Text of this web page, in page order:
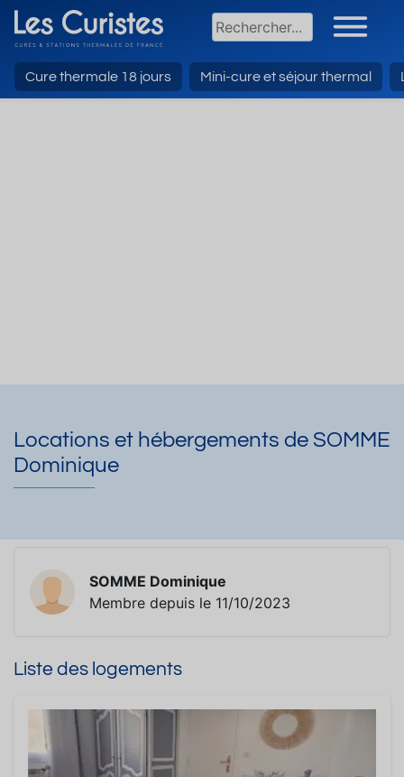
Cure thermale 18 jours Mini-cure et séjour thermal
Locations et hébergements de SOMME
Dominique
SOMME Dominique
Membre depuis le 11/10/2023
Liste des logements